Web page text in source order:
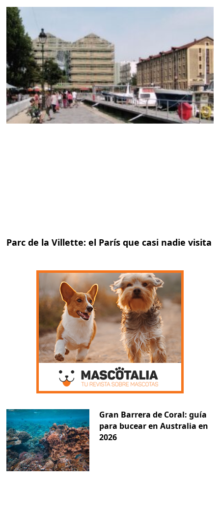
Parc de la Villette: el París que casi nadie visita
Gran Barrera de Coral: guía
para bucear en Australia en
2026